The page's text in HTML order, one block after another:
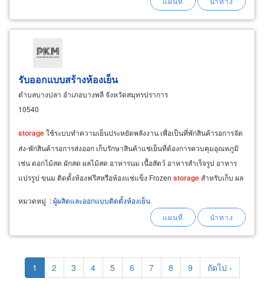
รับออกแบบสร้างห้องเย็น
ตำบลบางปลา อำเภอบางพลี จังหวัดสมุทรปราการ
10540
storageใช้ระบบทำความเย็นประหยัดพลังงาน เพื่อเป็นที่พักสินค้ารอการจัด
ส่ง-พักสินค้ารอการส่งออก เก็บรักษาสินค้าแช่เย็นที่ต้องการควบคุมอุณหภูมิ
เช่น ดอกไม้สด ผักสด ผลไม้สด อาหารนม เนื้อสัตว์ อาหารสำเร็จรูป อาหาร
แปรรูป ขนม ติดตั้งห้องฟรีสหรือห้องแช่แข็ง Frozen storage สำหรับเก็บ ผล
หมวดหมู่ :ผู้ผลิตและออกแบบติดตั้งห้องเย็น
Pagination
Current
page
1 Page
2 Page
3 Page
4 Page
5 Page
6 Page
7 Page
8 Page
9
Next
page
ถัดไป ›